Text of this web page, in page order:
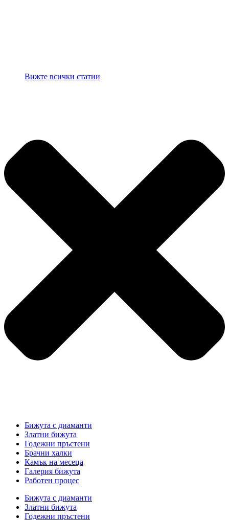
Вижте всички статии
Бижута с диаманти
Златни бижута
Годежни пръстени
Брачни халки
Камък на месеца
Галерия бижута
Работен процес
Бижута с диаманти
Златни бижута
Годежни пръстени